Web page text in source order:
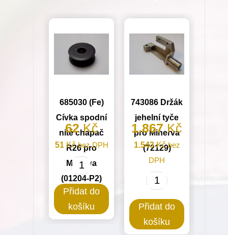
685030 (Fe)
Cívka spodní
nitě chapač
R26 pro
Minerva
(01204-P2)
62Kč
51 Kčbez DPH
685030
(Fe)
Cívka
spodní
Přidat do
košíku
743086 Držák
jehelní tyče
pro Minerva
(72129)
1.867Kč
1.543Kčbez
DPH
743086
jehelní
tyče
Přidat do
košíku